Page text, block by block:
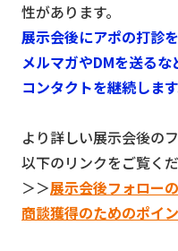
性があります。
展示会後にアポの打診
メルマガやDMを送る
コンタクトを継続します
より詳しい展示会後の
以下のリンクをご覧くだ
＞＞展示会後フォロー
商談獲得のためのポイ